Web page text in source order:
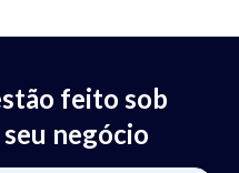
feito sob
negócio